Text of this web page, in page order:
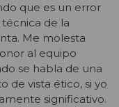
que es un error
de la
Me molesta
al equipo
se habla de una
de vista ético, si yo
significativo.